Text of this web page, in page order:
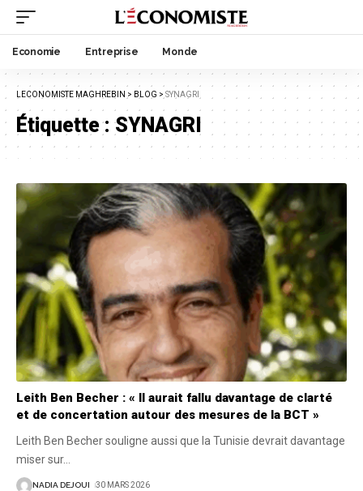
Economie Entreprise Monde
LECONOMISTE MAGHREBIN > BLOG > SYNAGRI
Étiquette :SYNAGRI
Leith Ben Becher : « Il aurait fallu davantage de clarté
et de concertation autour des mesures de la BCT »
Leith Ben Becher souligne aussi que la Tunisie devrait davantage
miser sur…
NADIA DEJOUI 30 MARS 2026